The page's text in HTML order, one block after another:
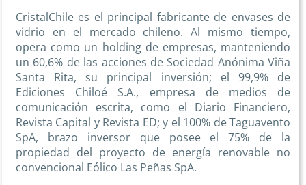
CristalChile es el principal fabricante de envases de
vidrio en el mercado chileno. Al mismo tiempo,
opera como un holding de empresas, manteniendo
un 60,6% de las acciones de Sociedad Anónima Viña
Santa Rita, su principal inversión; el 99,9% de
Ediciones Chiloé S.A., empresa de medios de
comunicación escrita, como el Diario Financiero,
Revista Capital y Revista ED; y el 100% de Taguavento
SpA, brazo inversor que posee el 75% de la
propiedad del proyecto de energía renovable no
convencional Eólico Las Peñas SpA.